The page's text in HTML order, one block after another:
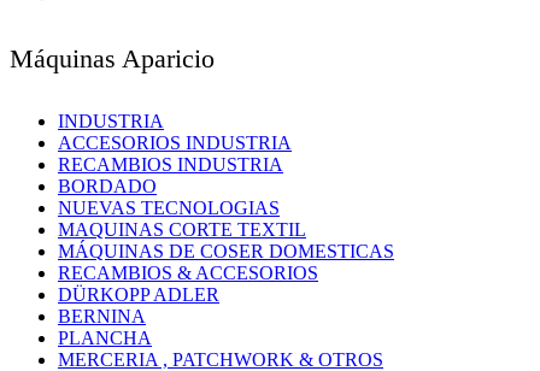
Máquinas Aparicio
INDUSTRIA
ACCESORIOS INDUSTRIA
RECAMBIOS INDUSTRIA
BORDADO
NUEVAS TECNOLOGIAS
MAQUINAS CORTE TEXTIL
MÁQUINAS DE COSER DOMESTICAS
RECAMBIOS & ACCESORIOS
DÜRKOPP ADLER
BERNINA
PLANCHA
MERCERIA , PATCHWORK & OTROS